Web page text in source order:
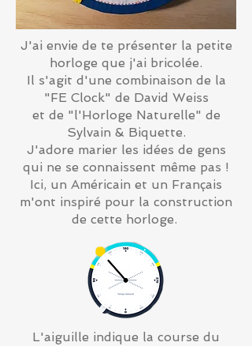
J'ai envie de te présenter la petite
horloge que j'ai bricolée.
Il s'agit d'une combinaison de la
"FE Clock" de David Weiss
et de "l'Horloge Naturelle" de
Sylvain & Biquette.
J'adore marier les idées de gens
qui ne se connaissent même pas !
Ici, un Américain et un Français
m'ont inspiré pour la construction
de cette horloge.
L'aiguille indique la course du